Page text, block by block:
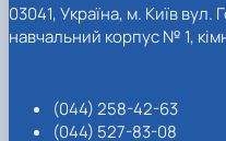
03041, Україна, м. Київ вул.
навчальний корпус № 1,
(044) 258-42-63
(044) 527-83-08